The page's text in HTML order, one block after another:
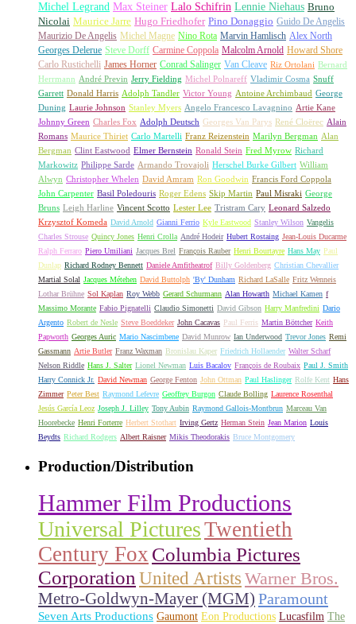
Michel Legrand Max Steiner Lalo Schifrin Lennie Niehaus Bruno
Nicolai Maurice Jarre Hugo Friedhofer Pino Donaggio Guido De Angelis
Maurizio De Angelis Michel Magne Nino Rota Marvin Hamlisch Alex North
Georges Delerue Steve Dorff Carmine Coppola Malcolm Arnold Howard Shore
Carlo Rustichelli James Horner Conrad Salinger Van Cleave Riz Ortolani Bernard
Herrmann André Previn Jerry Fielding Michel Polnareff Vladimir Cosma Snuff
Garrett Donald Harris Adolph Tandler Victor Young Antoine Archimbaud George
Duning Laurie Johnson Stanley Myers Angelo Francesco Lavagnino Artie Kane
Johnny Green Charles Fox Adolph Deutsch Georges Van Parys René Cloërec Alain
Romans Maurice Thiriet Carlo Martelli Franz Reizenstein Marilyn Bergman Alan
Bergman Clint Eastwood Elmer Bernstein Ronald Stein Fred Myrow Richard
Markowitz Philippe Sarde Armando Trovajoli Herschel Burke Gilbert William
Alwyn Christopher Whelen David Amram Ron Goodwin Francis Ford Coppola
John Carpenter Basil Poledouris Roger Edens Skip Martin Paul Misraki George
Bruns Leigh Harline Vincent Scotto Lester Lee Tristram Cary Leonard Salzedo
Krzysztof Komeda David Arnold Gianni Ferrio Kyle Eastwood Stanley Wilson Vangelis
Charles Strouse Quincy Jones Henri Crolla André Hodeir Hubert Rostaing Jean-Louis Ducarme
Ralph Ferraro Piero Umiliani Jacques Brel François Rauber Henri Bourtayre Hans May Paul
Dunlap Richard Rodney Bennett Daniele Amfitheatrof Billy Goldenberg Christian Chevallier
Martial Solal Jacques Métehen David Buttolph 'By' Dunham Richard LaSalle Fritz Wenneis
Lothar Brühne Sol Kaplan Roy Webb Gerard Schurmann Alan Howarth Michael Kamen f
Massimo Morante Fabio Pignatelli Claudio Simonetti David Gibson Harry Manfredini Dario
Argento Robert de Nesle Steve Boeddeker John Cacavas Paul Ferris Martin Böttcher Keith
Papworth Georges Auric Mario Nascimbene David Munrow Ian Underwood Trevor Jones Remi
Gassmann Artie Butler Franz Waxman Bronislau Kaper Friedrich Hollaender Walter Scharf
Nelson Riddle Hans J. Salter Lionel Newman Luis Bacalov François de Roubaix Paul J. Smith
Harry Connick Jr. David Newman George Fenton John Ottman Paul Haslinger Rolfe Kent Hans
Zimmer Peter Best Raymond Lefevre Geoffrey Burgon Claude Bolling Laurence Rosenthal
Jesús García Leoz Joseph J. Lilley Tony Aubin Raymond Gallois-Montbrun Marceau Van
Hoorebecke Henri Forterre Herbert Stothart Irving Gertz Herman Stein Jean Marion Louis
Beydts Richard Rodgers Albert Raisner Mikis Theodorakis Bruce Montgomery
Production/Distribution
Hammer Film Productions
Universal PicturesTwentieth
Century Fox Columbia Pictures
Corporation United Artists Warner Bros.
Metro-Goldwyn-Mayer (MGM) Paramount
Seven Arts Productions Gaumont Eon Productions Lucasfilm The